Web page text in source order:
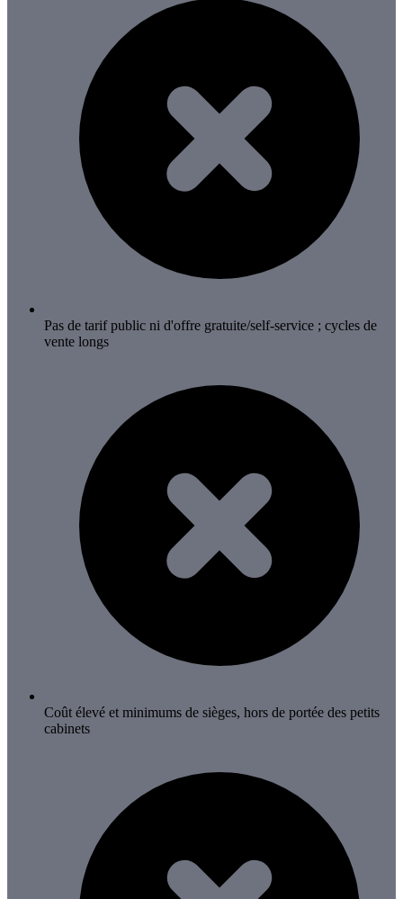
Pas de tarif public ni d'offre gratuite/self-service ; cycles de
vente longs
Coût élevé et minimums de sièges, hors de portée des petits
cabinets